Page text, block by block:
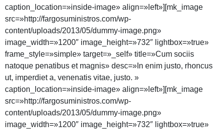
caption_location=»inside-image» align=»left»][mk_image
src=»http://fargosuministros.com/wp-
content/uploads/2013/05/dummy-image.png»
image_width=»1200″ image_height=»732″ lightbox=»true»
frame_style=»simple» target=»_self» title=»Cum sociis
natoque penatibus et magnis» desc=»In enim justo, rhoncus
ut, imperdiet a, venenatis vitae, justo. »
caption_location=»inside-image» align=»left»][mk_image
src=»http://fargosuministros.com/wp-
content/uploads/2013/05/dummy-image.png»
image_width=»1200″ image_height=»732″ lightbox=»true»